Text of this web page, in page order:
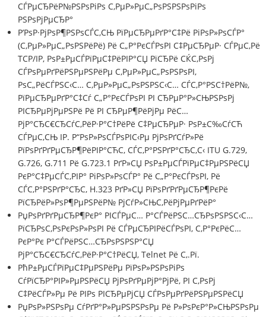
СЃРµСЂРёР№РЅРѕРіРѕ С‚РµР»РµС„РѕРЅРЅРѕРіРѕ
РЅРѕРјРµСЂР°
Р’РѕР·РјРѕР¶РЅРѕСЃС‚СЊ РїРµСЂРµРґР°С‡Рё РіРѕР»РѕСЃР°
(С‚РµР»РµС„РѕРЅРёРё) Рё С„Р°РєСЃРѕРІ С‡РµСЂРµР· СЃРµС‚Рё
TCP/IP, РѕР±РµСЃРїРµС‡РёРІР°СЏ РїСЂРё СЌС‚РѕРј
СЃРѕРµРґРёРЅРµРЅРёРµ С‚РµР»РµС„РѕРЅРѕРІ,
РѕС„РёСЃРЅС‹С… С‚РµР»РµС„РѕРЅРЅС‹С… СЃС‚Р°РЅС†РёР№,
РїРµСЂРµРґР°С‡Сѓ С„Р°РєСЃРѕРІ РІ СЂРµР°Р»СЊРЅРѕРј
РІСЂРµРјРµРЅРё Рё РІ СЂРµР¶РёРјРµ РёС…
РјР°СЂС€СЂСѓС‚РёР·Р°С†РёРё С‡РµСЂРµР· РѕР±С‰СѓСЋ
СЃРµС‚СЊ IP. Р“РѕР»РѕСЃРѕРІС‹Рµ РјРѕРґСѓР»Рё
РїРѕРґРґРµСЂР¶РёРІР°СЋС‚ СЃС‚Р°РЅРґР°СЂС‚С‹ ITU G.729,
G.726, G.711 Рё G.723.1 РґР»СЏ РѕР±РµСЃРїРµС‡РµРЅРёСЏ
РєР°С‡РµСЃС‚РІР° РіРѕР»РѕСЃР° Рё С„Р°РєСЃРѕРІ, Рё
СЃС‚Р°РЅРґР°СЂС‚ H.323 РґР»СЏ РїРѕРґРґРµСЂР¶РєРё
РїСЂРёР»РѕР¶РµРЅРёР№ РјСѓР»СЊС‚РёРјРµРґРёР°
РџРѕРґРґРµСЂР¶РєР° РІСЃРµС… Р°СЃРёРЅС…СЂРѕРЅРЅС‹С…
РїСЂРѕС‚РѕРєРѕР»РѕРІ Рё СЃРµСЂРІРёСЃРѕРІ, С‚Р°РєРёС…
РєР°Рє Р°СЃРёРЅС…СЂРѕРЅРЅР°СЏ
РјР°СЂС€СЂСѓС‚РёР·Р°С†РёСЏ, Telnet Рё С‚.Рї.
РћР±РµСЃРїРµС‡РµРЅРёРµ РїРѕР»РЅРѕРіРѕ
СѓРїСЂР°РІР»РµРЅРёСЏ РјРѕРґРµРјР°РјРё, РІ С‚РѕРј
С‡РёСЃР»Рµ Рё РІРѕ РІСЂРµРјСЏ СЃРѕРµРґРёРЅРµРЅРёСЏ
РџРѕР»РЅРѕРµ СѓРґР°Р»РµРЅРЅРѕРµ Рё Р»РѕРєР°Р»СЊРЅРѕРµ